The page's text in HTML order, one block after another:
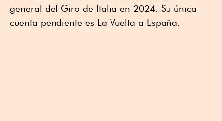
general del Giro de Italia en 2024. Su única
cuenta pendiente es La Vuelta a España.